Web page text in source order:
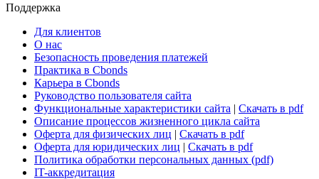
Поддержка
Для клиентов
О нас
Безопасность проведения платежей
Практика в Cbonds
Карьера в Cbonds
Руководство пользователя сайта
Функциональные характеристики сайта | Скачать в pdf
Описание процессов жизненного цикла сайта
Оферта для физических лиц | Скачать в pdf
Оферта для юридических лиц | Скачать в pdf
Политика обработки персональных данных (pdf)
IT-аккредитация